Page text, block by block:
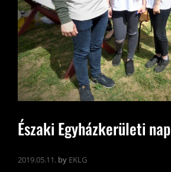
Északi Egyházkerületi nap
2019.05.11. by EKLG